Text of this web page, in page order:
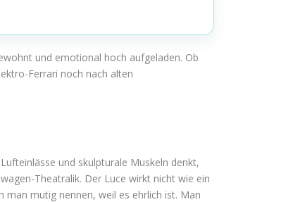
und emotional hoch aufgeladen. Ob
Ferrari noch nach alten
und skulpturale Muskeln denkt,
Theatralik. Der Luce wirkt nicht wie ein
mutig nennen, weil es ehrlich ist. Man